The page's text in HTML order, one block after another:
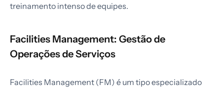
treinamento intenso de equipes.
Facilities Management: Gestão de
Operações de Serviços
Facilities Management (FM) é um tipo especializado